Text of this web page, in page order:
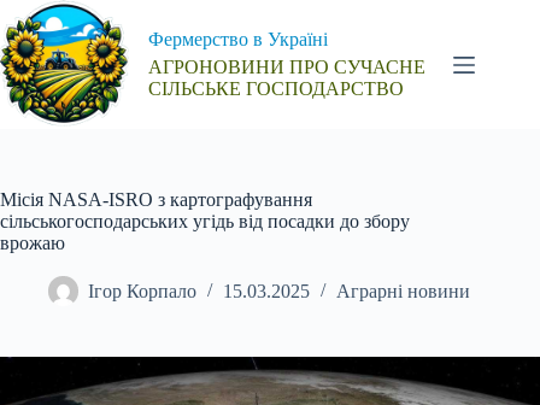
Перейти
до
вмісту
Фермерство в Україні
АГРОНОВИНИ ПРО СУЧАСНЕ
СІЛЬСЬКЕ ГОСПОДАРСТВО
Місія NASA-ISRO з картографування
сільськогосподарських угідь від посадки до збору
врожаю
Ігор Корпало 15.03.2025 Аграрні новини